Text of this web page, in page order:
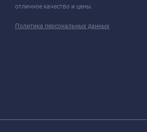
отличное качество и цены.
Политика персональных данных